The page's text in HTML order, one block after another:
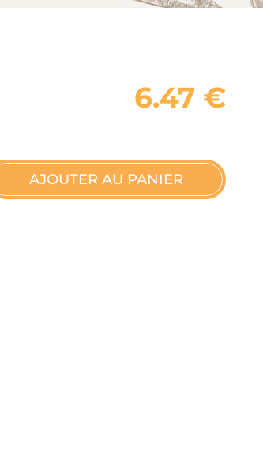
6.47 €
AJOUTER AU PANIER